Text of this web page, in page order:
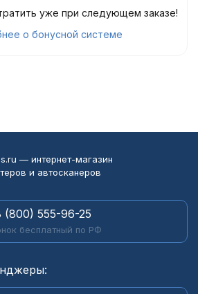
уже при следующем заказе!
о бонусной системе
— интернет-магазин
и автосканеров
(800) 555-96-25
бесплатный по РФ